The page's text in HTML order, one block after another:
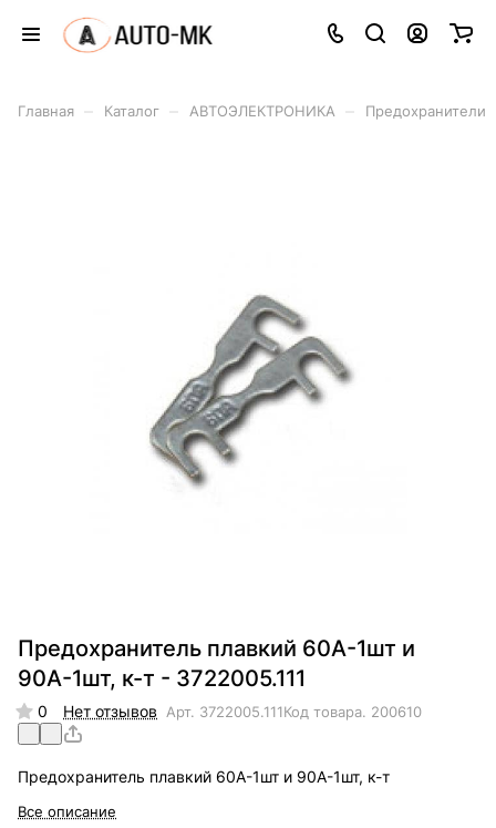
Главная Каталог АВТОЭЛЕКТРОНИКА Предохранители
Предохранитель плавкий 60А-1шт и
90А-1шт, к-т - 3722005.111
0 Нет отзывов Арт. 3722005.111Код товара. 200610
Предохранитель плавкий 60А-1шт и 90А-1шт, к-т
Все описание